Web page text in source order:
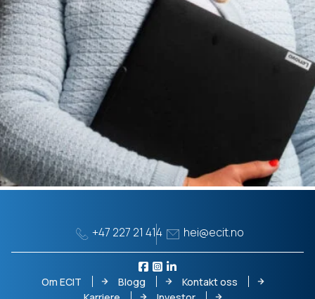
+47 227 21 414 hei@ecit.no
Om ECIT Blogg
Kontakt oss